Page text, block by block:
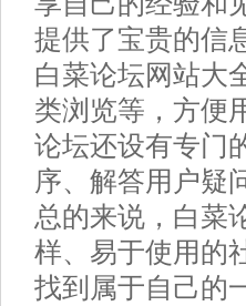
提供了宝贵的信
白菜论坛网站大
类浏览等，方便
论坛还设有专门
序、解答用户疑
总的来说，白菜
样、易于使用的
找到属于自己的